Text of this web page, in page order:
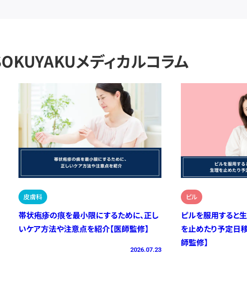
メディカルコラム
皮膚科
帯状疱疹の痕を最小限にするために、正し
いケア方法や注意点を紹介【医師監修】
2026.07.23
ピル
ピルを服用すると
を止めたり予定日
師監修】